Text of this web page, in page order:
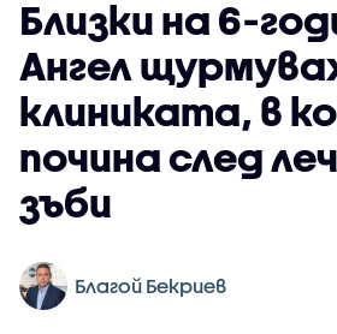
Близки на 6-
Ангел
клиниката, в
почина след
зъби
Благой Бекриев